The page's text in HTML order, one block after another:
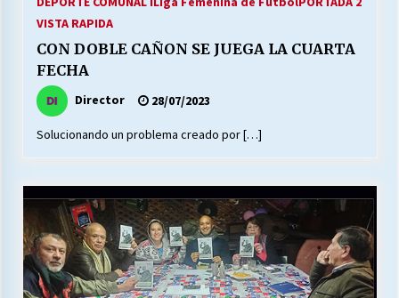
VISTA RAPIDA
CON DOBLE CAÑON SE JUEGA LA CUARTA
FECHA
Director 28/07/2023
Solucionando un problema creado por […]